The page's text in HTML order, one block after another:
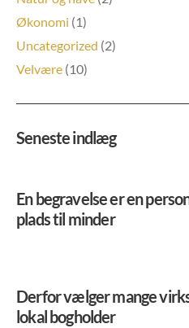
Økonomi (1)
Uncategorized (2)
Velvære (10)
Seneste indlæg
En begravelse er en
plads til minder
Derfor vælger mange
lokal bogholder